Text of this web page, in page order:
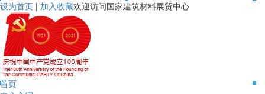
设为首页 | 加入收藏欢迎访问国家建筑材料展贸中心
首页